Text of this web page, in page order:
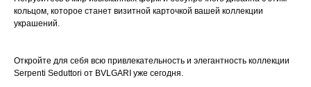
кольцом, которое станет визитной карточкой вашей коллекции
украшений.
Откройте для себя всю привлекательность и элегантность коллекции
Serpenti Seduttori от BVLGARI уже сегодня.